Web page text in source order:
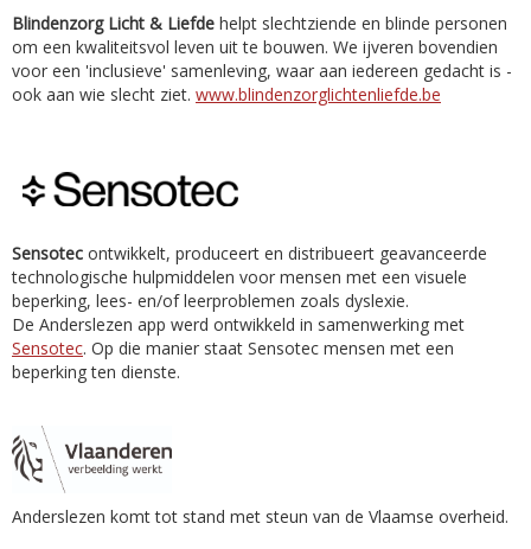
Blindenzorg Licht & Liefde helpt slechtziende en blinde personen
om een kwaliteitsvol leven uit te bouwen. We ijveren bovendien
voor een 'inclusieve' samenleving, waar aan iedereen gedacht is -
ook aan wie slecht ziet. www.blindenzorglichtenliefde.be
Sensotec ontwikkelt, produceert en distribueert geavanceerde
technologische hulpmiddelen voor mensen met een visuele
beperking, lees- en/of leerproblemen zoals dyslexie.
De Anderslezen app werd ontwikkeld in samenwerking met
Sensotec. Op die manier staat Sensotec mensen met een
beperking ten dienste.
Anderslezen komt tot stand met steun van de Vlaamse overheid.